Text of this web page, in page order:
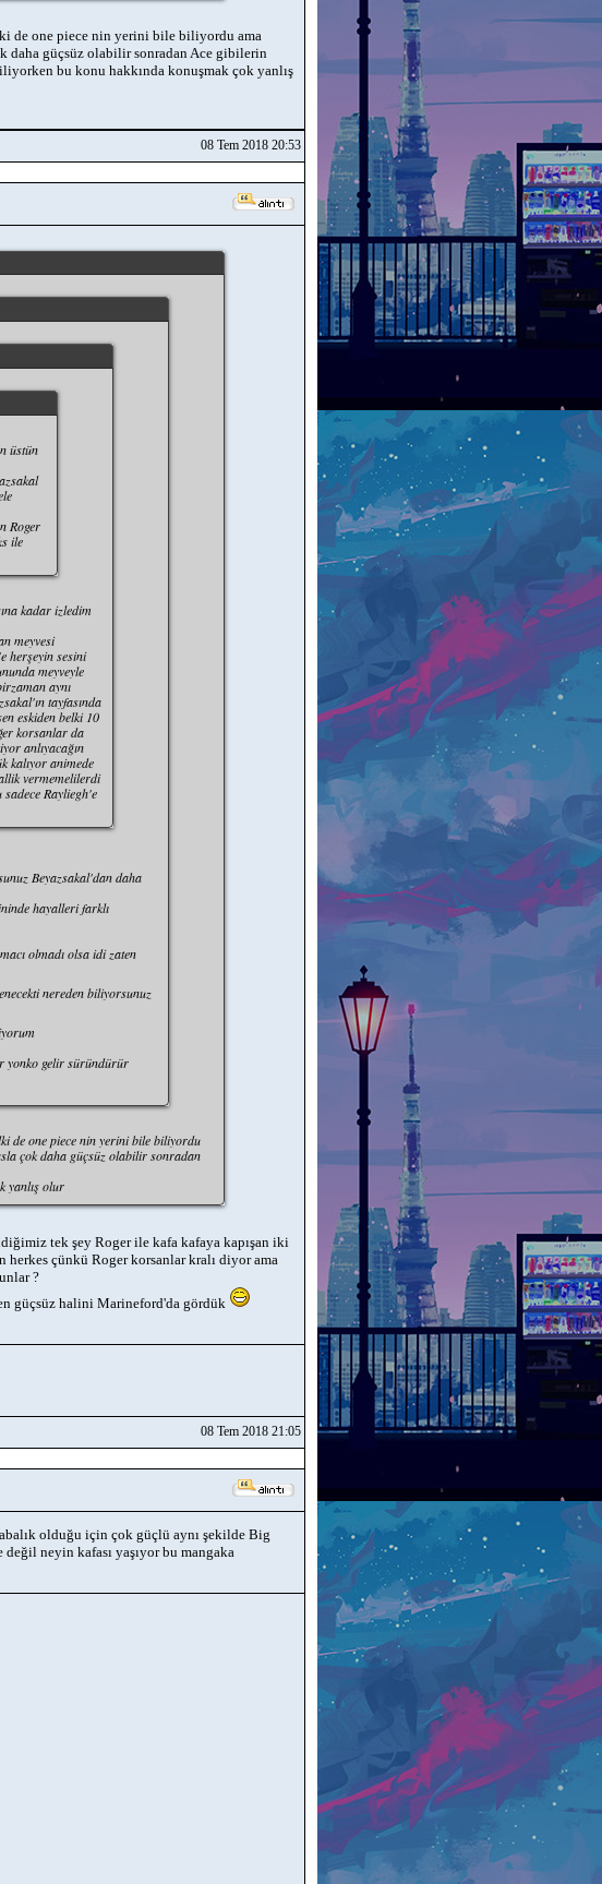
de one piece nin yerini bile biliyordu ama
daha güçsüz olabilir sonradan Ace gibilerin
bu konu hakkında konuşmak çok yanlış
08 Tem 2018 20:53
üstün
Roger
ile
kadar izledim
meyvesi
herşeyin sesini
meyveyle
aynı
tayfasında
eskiden belki 10
korsanlar da
anlıyacağın
kalıyor animede
vermemelilerdi
Rayliegh'e
Beyazsakal'dan daha
hayalleri farklı
olmadı olsa idi zaten
nereden biliyorsunuz
yonko gelir süründürür
de one piece nin yerini bile biliyordu
çok daha güçsüz olabilir sonradan
yanlış olur
tek şey Roger ile kafa kafaya kapışan iki
çünkü Roger korsanlar kralı diyor ama
?
güçsüz halini Marineford'da gördük
08 Tem 2018 21:05
olduğu için çok güçlü aynı şekilde Big
neyin kafası yaşıyor bu mangaka